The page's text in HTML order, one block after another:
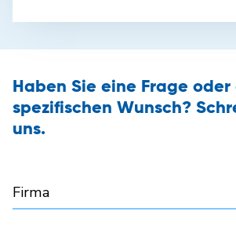
Haben Sie eine Frage oder
spezifischen Wunsch?
uns.
Firma